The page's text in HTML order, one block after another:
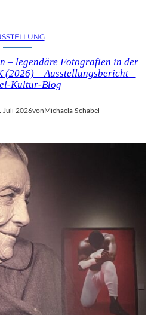
– legendäre Fotografien in der
(2026) – Ausstellungsbericht –
Kultur-Blog
Juli 2026von Michaela Schabel